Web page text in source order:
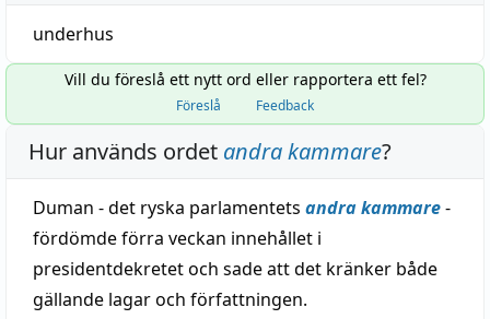
underhus
Vill du föreslå ett nytt ord eller rapportera ett fel?
Föreslå Feedback
Hur används ordet andra kammare?
Duman - det ryska parlamentets andra kammare-
fördömde förra veckan innehållet i
presidentdekretet och sade att det kränker både
gällande lagar och författningen.